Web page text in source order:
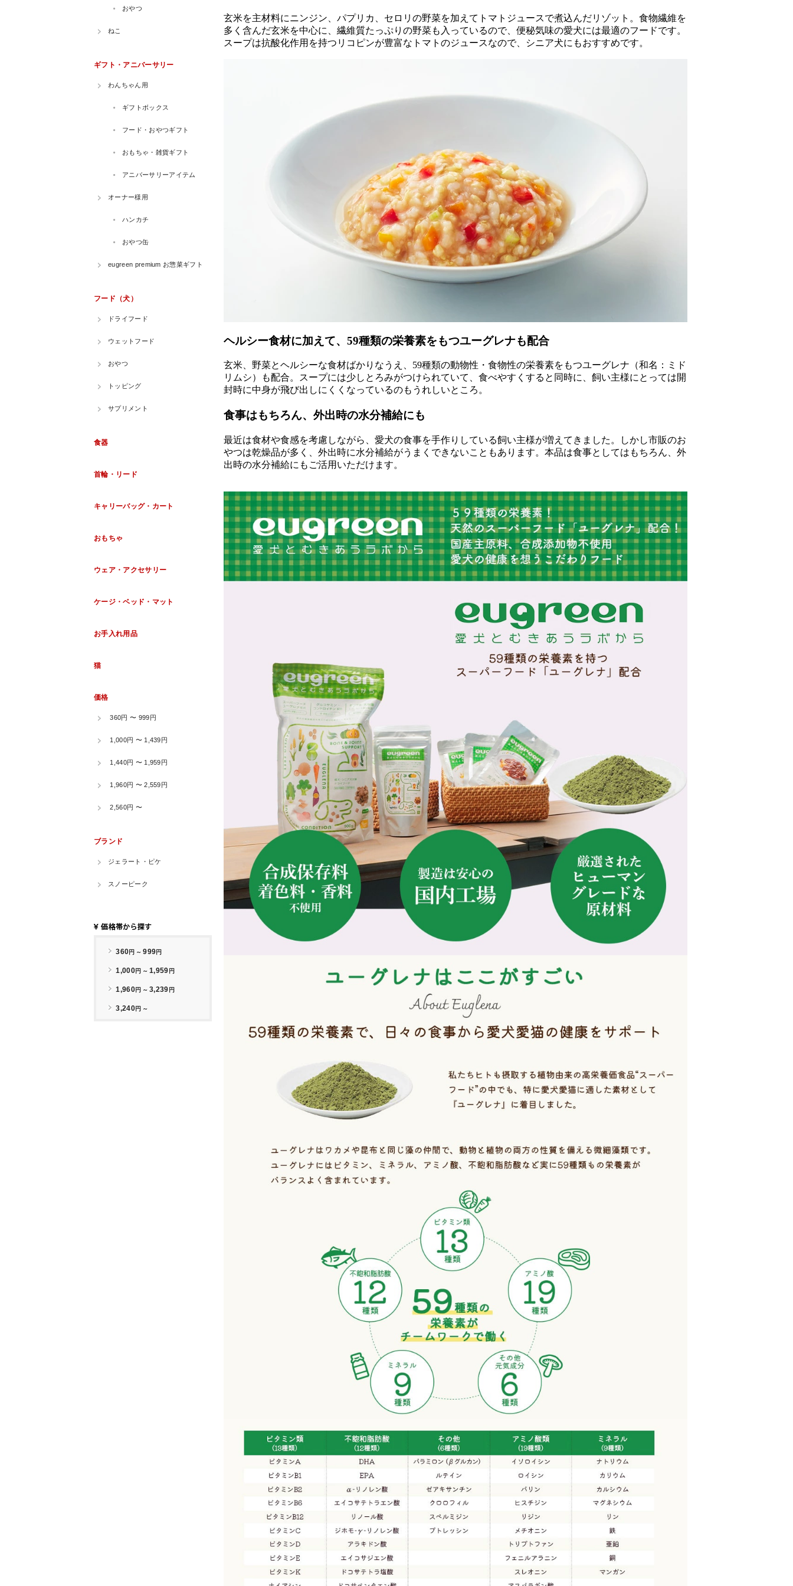
玄米を主材料にニンジン、パプリカ、セロリの野菜を加えてトマトジュースで煮込んだリゾット。食物繊維を
多く含んだ玄米を中心に、繊維質たっぷりの野菜も入っているので、便秘気味の愛犬には最適のフードです。
スープは抗酸化作用を持つリコピンが豊富なトマトのジュースなので、シニア犬にもおすすめです。
ヘルシー食材に加えて、59種類の栄養素をもつユーグレナも配合
玄米、野菜とヘルシーな食材ばかりなうえ、59種類の動物性・食物性の栄養素をもつユーグレナ（和名：ミド
リムシ）も配合。スープには少しとろみがつけられていて、食べやすくすると同時に、飼い主様にとっては開
封時に中身が飛び出しにくくなっているのもうれしいところ。
食事はもちろん、外出時の水分補給にも
最近は食材や食感を考慮しながら、愛犬の食事を手作りしている飼い主様が増えてきました。しかし市販のお
やつは乾燥品が多く、外出時に水分補給がうまくできないこともあります。本品は食事としてはもちろん、外
出時の水分補給にもご活用いただけます。